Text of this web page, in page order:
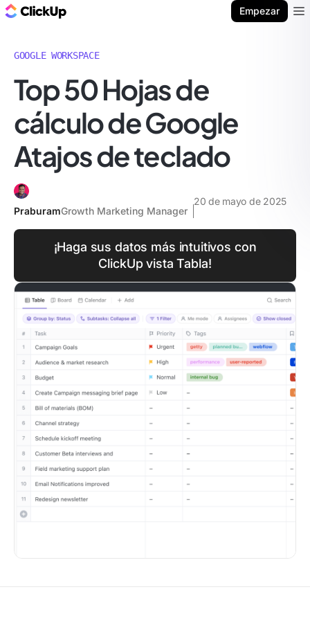
Empezar
GOOGLE WORKSPACE
Top 50 Hojas de
cálculo de Google
Atajos de teclado
PraburamGrowth Marketing Manager
20 de mayo de 2025
¡Haga sus datos más intuitivos con
ClickUp vista Tabla!